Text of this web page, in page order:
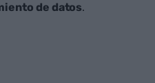
de datos.